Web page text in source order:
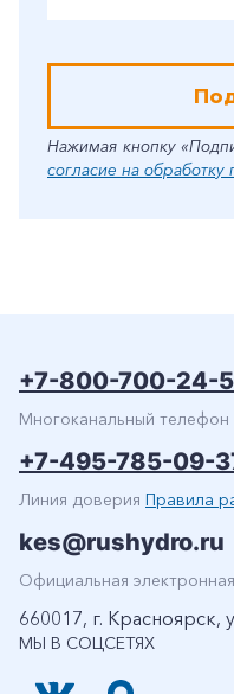
Нажимая кнопку
согласие на
МЫ В СОЦСЕТЯХ
+7-800-700-24-
Многоканальный телефон
+7-495-785-09-
Линия доверия Правила
kes@rushydro.ru
Официальная
660017, г. Красноярск,